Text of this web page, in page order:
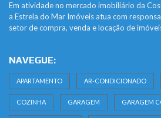
Em atividade no mercado imobiliário da
a Estrela do Mar Imóveis atua com
setor de compra, venda e locação de
NAVEGUE:
APARTAMENTO AR-CONDICIONADO
COZINHA GARAGEM GARAGEM